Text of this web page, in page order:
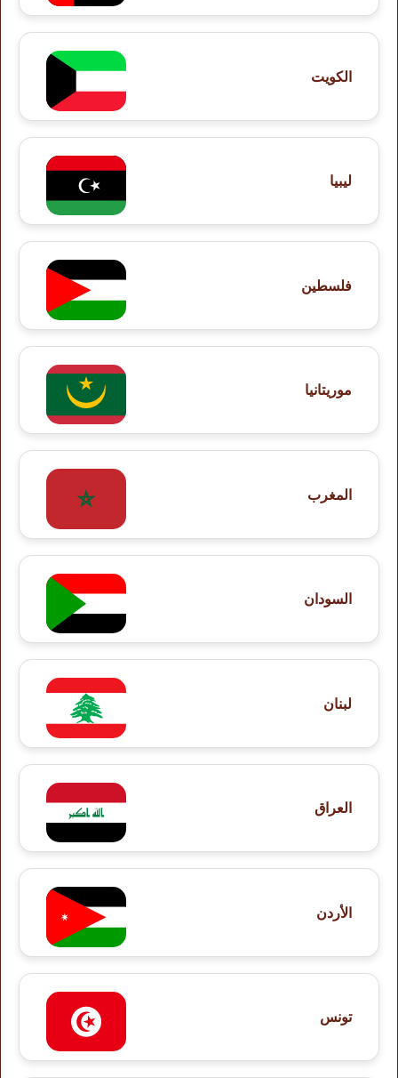
الكويت
ليبيا
فلسطين
موريتانيا
المغرب
السودان
لبنان
العراق
الأردن
تونس